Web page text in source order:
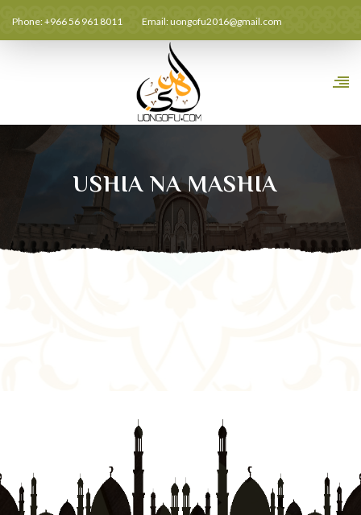
Phone: +966 56 961 8011 Email:uongofu2016@gmail.com
USHIA NA MASHIA